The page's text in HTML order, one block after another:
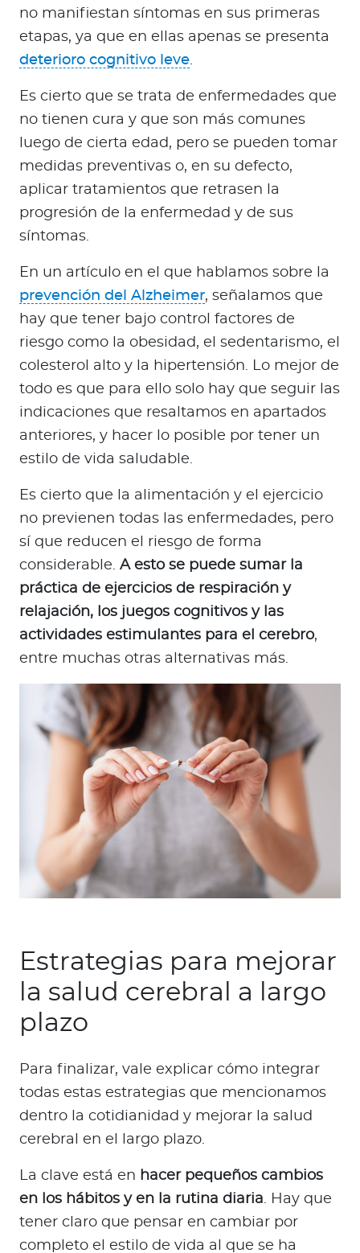
no manifiestan síntomas en sus primeras
etapas, ya que en ellas apenas se presenta
deterioro cognitivo leve.
Es cierto que se trata de enfermedades que
no tienen cura y que son más comunes
luego de cierta edad, pero se pueden tomar
medidas preventivas o, en su defecto,
aplicar tratamientos que retrasen la
progresión de la enfermedad y de sus
síntomas.
En un artículo en el que hablamos sobre la
prevención del Alzheimer, señalamos que
hay que tener bajo control factores de
riesgo como la obesidad, el sedentarismo, el
colesterol alto y la hipertensión. Lo mejor de
todo es que para ello solo hay que seguir las
indicaciones que resaltamos en apartados
anteriores, y hacer lo posible por tener un
estilo de vida saludable.
Es cierto que la alimentación y el ejercicio
no previenen todas las enfermedades, pero
sí que reducen el riesgo de forma
considerable. A esto se puede sumar la
práctica de ejercicios de respiración y
relajación, los juegos cognitivos y las
actividades estimulantes para el cerebro,
entre muchas otras alternativas más.
Estrategias para mejorar
la salud cerebral a largo
plazo
Para finalizar, vale explicar cómo integrar
todas estas estrategias que mencionamos
dentro la cotidianidad y mejorar la salud
cerebral en el largo plazo.
La clave está en hacer pequeños cambios
en los hábitos y en la rutina diaria. Hay que
tener claro que pensar en cambiar por
completo el estilo de vida al que se ha